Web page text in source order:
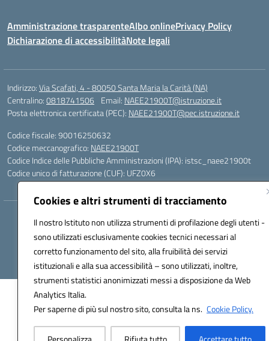
Cookies e altri strumenti di tracciamento
Il nostro Istituto non utilizza strumenti di profilazione degli utenti -
sono utilizzati esclusivamente cookies tecnici necessari al
corretto funzionamento del sito, alla fruibilità dei servizi
istituzionali e alla sua accessibilità – sono utilizzati, inoltre,
strumenti statistici anonimizzati messi a disposizione da Web
Analytics Italia.
Per saperne di più sul nostro sito, consulta la ns. Cookie Policy.
Amministrazione trasparenteAlbo onlinePrivacy Policy
Dichiarazione di accessibilitàNote legali
Indirizzo:Via Scafati, 4 - 80050 Santa Maria la Carità (NA)
Centralino:0818741506 Email: NAEE21900T@istruzione.it
Posta elettronica certificata (PEC): NAEE21900T@pec.istruzione.it
Codice fiscale: 90016250632
Codice meccanografico: NAEE21900T
Codice Indice delle Pubbliche Amministrazioni (IPA): istsc_naee21900t
Codice unico di fatturazione (CUF): UFZ0X6
Hosting & Powered by 3D Solution S.r.l.
Concept & Design by Designers Italia